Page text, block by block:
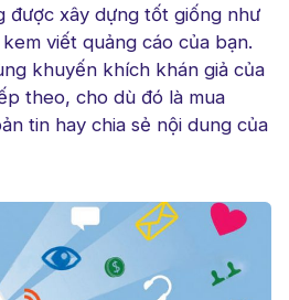
được xây dựng tốt giống như
viết quảng cáo của bạn.
khuyến khích khán giả của
theo, cho dù đó là mua
tin hay chia sẻ nội dung của